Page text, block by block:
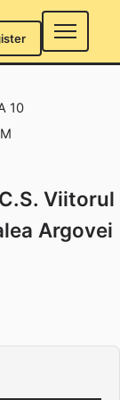
10
Viitorul
Argovei